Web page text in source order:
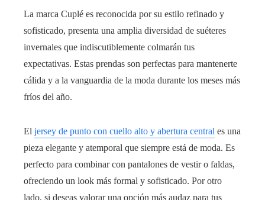
La marca Cuplé es reconocida por su estilo refinado y
sofisticado, presenta una amplia diversidad de suéteres
invernales que indiscutiblemente colmarán tus
expectativas. Estas prendas son perfectas para mantenerte
cálida y a la vanguardia de la moda durante los meses más
fríos del año.
El jersey de punto con cuello alto y abertura central es una
pieza elegante y atemporal que siempre está de moda. Es
perfecto para combinar con pantalones de vestir o faldas,
ofreciendo un look más formal y sofisticado. Por otro
lado, si deseas valorar una opción más audaz para tus